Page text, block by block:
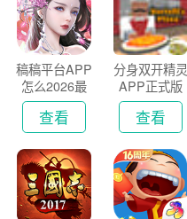
稿稿平台APP
怎么2026最
新版
查看
分身双开精灵
APP正式版
查看